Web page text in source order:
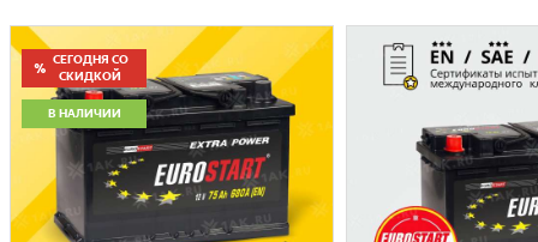
СЕГОДНЯ СО
СКИДКОЙ
В НАЛИЧИИ